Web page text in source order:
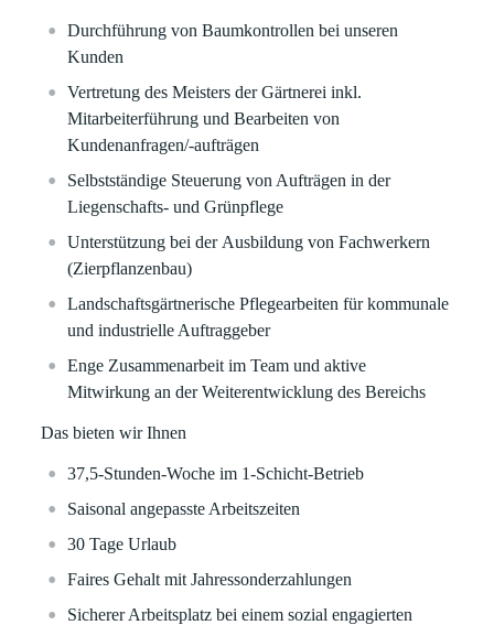
Durchführung vonBaumkontrollen bei unseren
Kunden
Vertretung des Meisters der Gärtnerei inkl.
Mitarbeiterführung und Bearbeiten von
Kundenanfragen/-aufträgen
Selbstständige Steuerung von Aufträgen in der
Liegenschafts‑ und Grünpflege
Unterstützung bei der Ausbildung von Fachwerkern
(Zierpflanzenbau)
Landschaftsgärtnerische Pflegearbeiten für kommunale
und industrielle Auftraggeber
Enge Zusammenarbeit im Team und aktive
Mitwirkung an derWeiterentwicklung des Bereichs
Das bieten wir Ihnen
37,5‑Stunden‑Woche im 1‑Schicht‑Betrieb
Saisonal angepasste Arbeitszeiten
30 Tage Urlaub
Faires Gehalt mit Jahressonderzahlungen
Sicherer Arbeitsplatz bei einem sozial engagierten